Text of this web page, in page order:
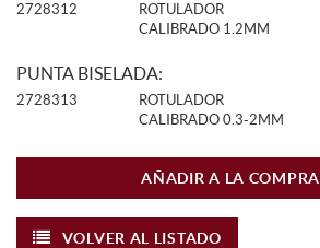
2728312
ROTULADOR
CALIBRADO 1.2MM
PUNTA BISELADA:
2728313
ROTULADOR
CALIBRADO 0.3-2MM
AÑADIR A LA COMPRA
VOLVER AL LISTADO